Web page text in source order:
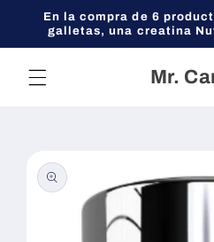
directamente
al contenido
En la compra de 6
galletas, una creatina
Mr.
información
del producto